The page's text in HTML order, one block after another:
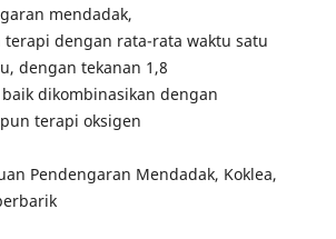
mendadak,
dengan rata-rata waktu satu
dengan tekanan 1,8
baik dikombinasikan dengan
terapi oksigen
Pendengaran Mendadak, Koklea,